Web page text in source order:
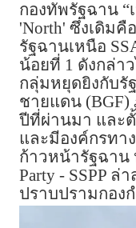
กองทัพรัฐฉาน “
'North' ซึ่งเดิมคื
รัฐฉานเหนือ
น้อยที่ 1 ดังกล่า
กลุ่มหยุดยิงกับรั
ชายแดน (BGF)
ปีที่ผ่านมา และตั้
และมีองค์กรทา
ก้าวหน้ารัฐฉาน
Party - SSPP
ปราบปรามกอง